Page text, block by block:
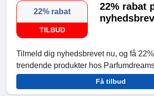
22% rabat
TILBUD
22% rabat
Tilmeld dig nyhedsbrevet nu, og få
trendende produkter hos
Få tilbud